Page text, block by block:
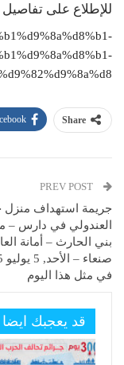
للإطلاع على تفاصيل
Share
جريمة استهداف منزل
العندولي في دارس –
بني الحارث – أمانة
في مثل هذا اليوم
قد يعجبك ايضا